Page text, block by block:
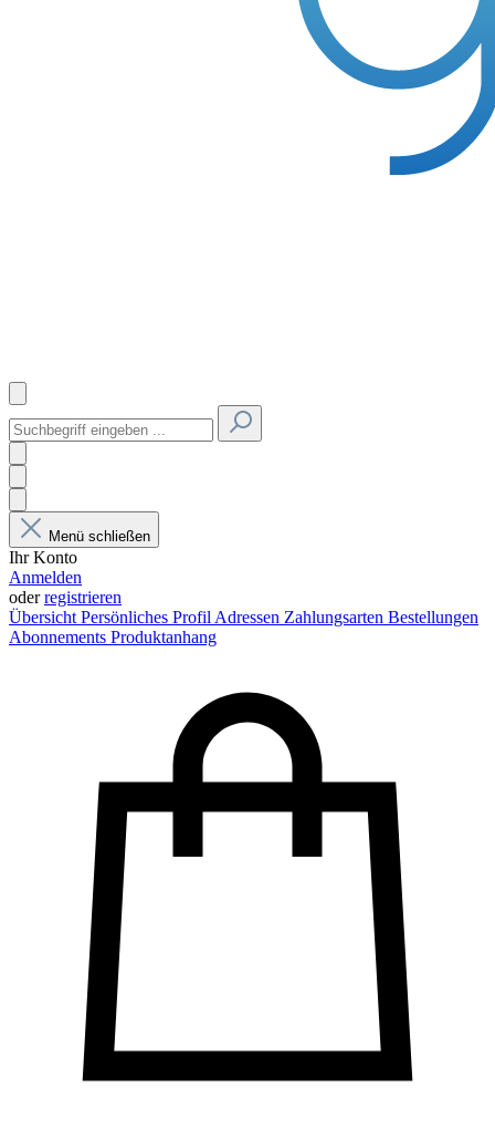
Menü schließen
Ihr Konto
Anmelden
oderregistrieren
Übersicht Persönliches Profil Adressen Zahlungsarten Bestellungen
Abonnements Produktanhang